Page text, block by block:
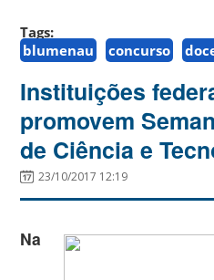
Tags:
blumenau
concurso
Instituições
promovem
de Ciência e
23/10/2017 12:19
Na